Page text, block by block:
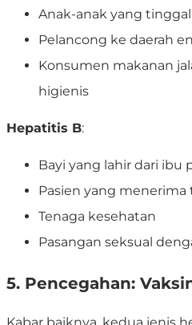
Anak-anak yang
Pelancong ke daerah
Konsumen makanan
higienis
Hepatitis B:
Bayi yang lahir dari ibu
Pasien yang menerima
Tenaga kesehatan
Pasangan seksual
5. Pencegahan:
Kabar baiknya, kedua jenis